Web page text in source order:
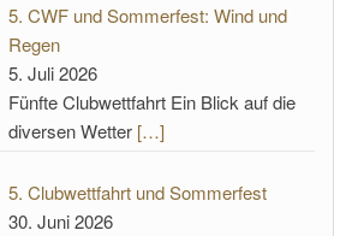
5. CWF und Sommerfest: Wind und
Regen
5. Juli 2026
Fünfte Clubwettfahrt Ein Blick auf die
diversen Wetter […]
5. Clubwettfahrt und Sommerfest
30. Juni 2026